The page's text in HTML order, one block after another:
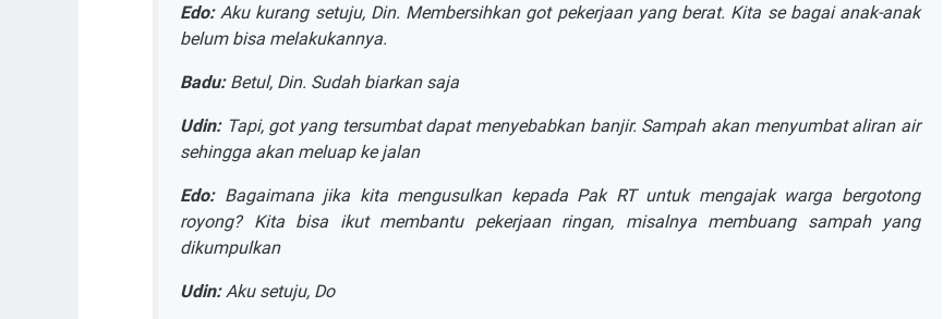
Edo: Aku kurang setuju, Din. Membersihkan got pekerjaan yang berat. Kita se bagai anak-anak
belum bisa melakukannya.
Badu:Betul, Din. Sudah biarkan saja
Udin:Tapi, got yang tersumbat dapat menyebabkan banjir. Sampah akan menyumbat aliran air
sehingga akan meluap ke jalan
Edo:Bagaimana jika kita mengusulkan kepada Pak RT untuk mengajak warga bergotong
royong? Kita bisa ikut membantu pekerjaan ringan, misalnya membuang sampah yang
dikumpulkan
Udin:Aku setuju, Do